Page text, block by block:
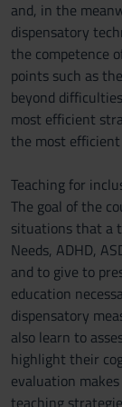
and, in the
dispensatory
the competence
points such as
beyond
most efficient
the most
Teaching for
The goal of the
situations that a
Needs, ADHD,
and to give to
education
dispensatory
also learn to
highlight their
evaluation
teaching